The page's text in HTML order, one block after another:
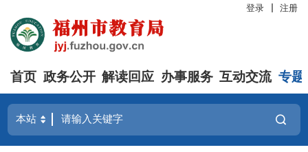
登录 注册
首页 政务公开 解读回应 办事服务 互动交流 专题